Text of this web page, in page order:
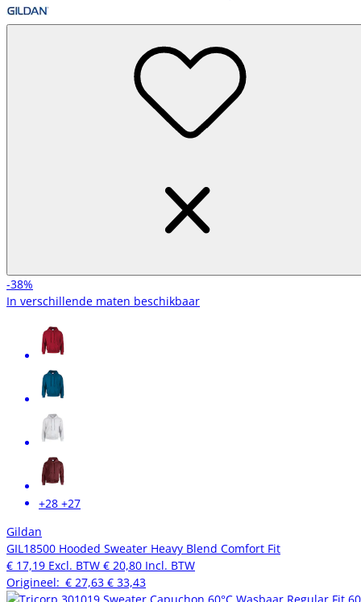
-38%
In verschillende maten beschikbaar
+28 +27
Gildan
GIL18500 Hooded Sweater Heavy Blend Comfort Fit
€ 17,19 Excl. BTW € 20,80 Incl. BTW
Origineel: € 27,63 € 33,43